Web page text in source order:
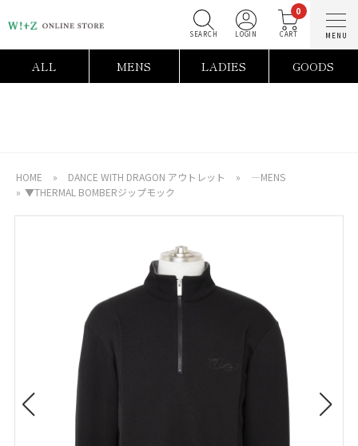
0
ALL MENS LADIES GOODS
HOME » DANCE WITH DRAGON アウトレット »
―MENS
» ▼THERMAL BOMBERジップモック